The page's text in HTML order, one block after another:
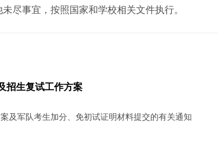
尽事宜，按照国家和学校相关文件执行。
招生复试工作方案
军队考生加分、免初试证明材料提交的有关通知